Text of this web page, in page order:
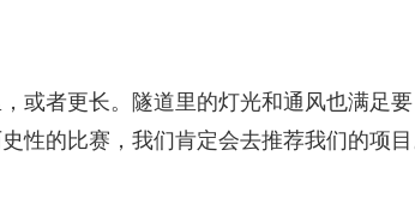
或者更长。隧道里的灯光和通风也满足要
性的比赛，我们肯定会去推荐我们的项目